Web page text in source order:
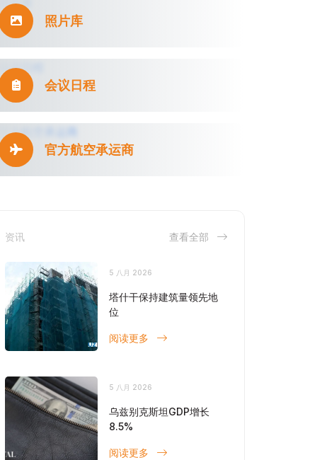
照片库
会议日程
官方航空承运商
资讯 查看全部
5 八月 2026
塔什干保持建筑量领先地
位
阅读更多
5 八月 2026
乌兹别克斯坦GDP增长
8.5%
阅读更多